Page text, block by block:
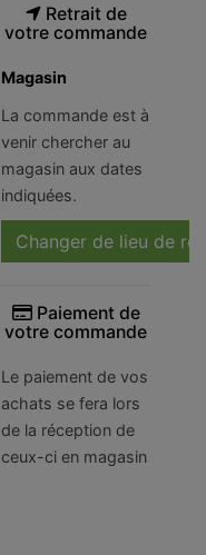
Retrait de
votre commande
Magasin
La commande est à
venir chercher au
magasin aux dates
indiquées.
Changer de lieu de
Paiement de
votre commande
Le paiement de vos
achats se fera lors
de la réception de
ceux-ci en magasin